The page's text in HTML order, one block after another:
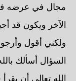
مجال في عرضه في
الآخر ويكون قد
ولكني أقول وأرجو
السؤال أسألك
الله تعالى أن يقرأ